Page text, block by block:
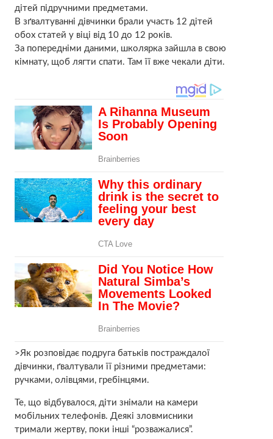
дітей підручними предметами.
В зґвалтуванні дівчинки брали участь 12 дітей
обох статей у віці від 10 до 12 років.
За попередніми даними, школярка зайшла в свою
кімнату, щоб лягти спати. Там її вже чекали діти.
>Як розповідає подруга батьків постраждалої
дівчинки, ґвалтували її різними предметами:
ручками, олівцями, гребінцями.
Те, що відбувалося, діти знімали на камери
мобільних телефонів. Деякі зловмисники
тримали жертву, поки інші “розважалися”.